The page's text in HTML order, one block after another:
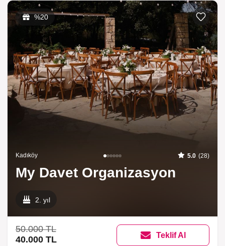
%20
Kadıköy 5.0 (28)
My Davet Organizasyon
2. yıl
50.000 TL
40.000 TL
Teklif Al